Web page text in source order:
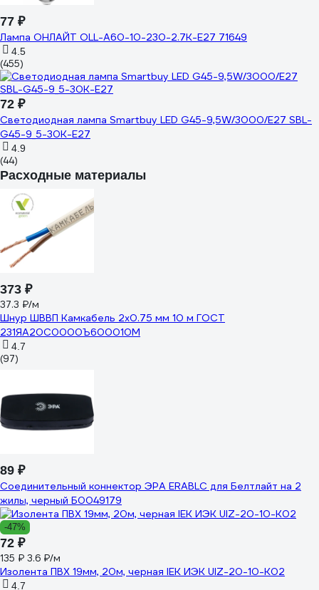
77 ₽
Лампа ОНЛАЙТ OLL-A60-10-230-2.7K-E27 71649
4.5
(455)
72 ₽
Светодиодная лампа Smartbuy LED G45-9,5W/3000/E27 SBL-
G45-9_5-30K-E27
4.9
(44)
Расходные материалы
373 ₽
37.3 ₽/м
Шнур ШВВП Камкабель 2x0.75 мм 10 м ГОСТ
231ЯA20C0000Ъ600010М
4.7
(97)
89 ₽
Соединительный коннектор ЭРА ERABLC для Белтлайт на 2
жилы, черный Б0049179
-47%
72 ₽
135 ₽ 3.6 ₽/м
Изолента ПВХ 19мм, 20м, черная IEK ИЭК UIZ-20-10-K02
4.7